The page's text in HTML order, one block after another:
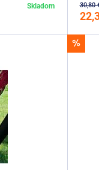
Skladom 30,80